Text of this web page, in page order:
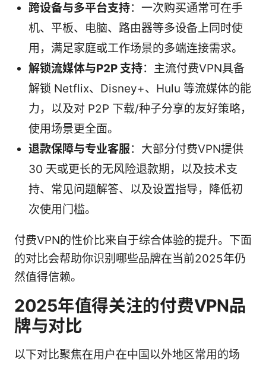
跨设备与多平台支持：一次购买通常可在手
机、平板、电脑、路由器等多设备上同时使
用，满足家庭或工作场景的多端连接需求。
解锁流媒体与P2P 支持：主流付费VPN具备
解锁 Netflix、Disney+、Hulu 等流媒体的能
力，以及对 P2P 下载/种子分享的友好策略，
使用场景更全面。
退款保障与专业客服：大部分付费VPN提供
30 天或更长的无风险退款期，以及技术支
持、常见问题解答、以及设置指导，降低初
次使用门槛。
付费VPN的性价比来自于综合体验的提升。下面
的对比会帮助你识别哪些品牌在当前2025年仍
然值得信赖。
2025年值得关注的付费VPN品
牌与对比
以下对比聚焦在用户在中国以外地区常用的场